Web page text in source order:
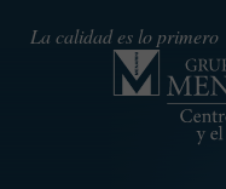
La calidad es lo primero